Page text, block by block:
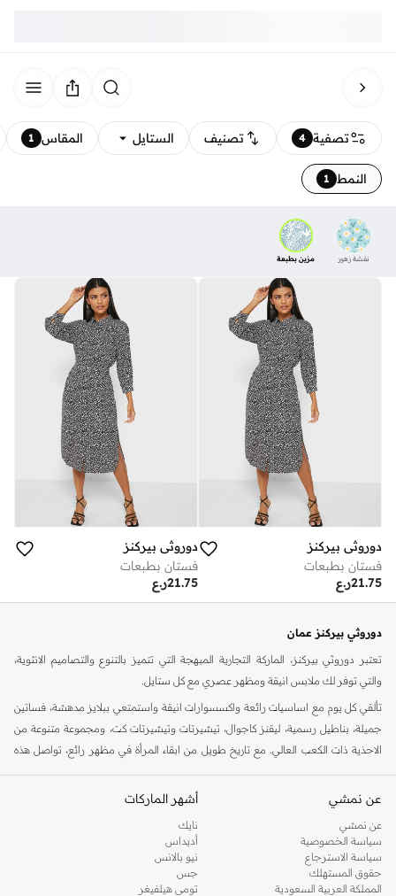
تصفية 4 تصنيف الستايل المقاس 1
النمط 1
نقشة زهور مزين بطبعة
دوروثي بيركنز
فستان بطبعات
ر.ع21.75
دوروثي بيركنز
فستان بطبعات
ر.ع21.75
دوروثي بيركنز عمان
تعتبر دوروثي بيركنز، الماركة التجارية المبهجة التي تتميز بالتنوع والتصاميم الانثوية،
والتي توفر لك ملابس انيقة ومظهر عصري مع كل ستايل.
تألقي كل يوم مع اساسيات رائعة واكسسوارات انيقة واستمتعي ببلايز مدهشة، فساتين
جميلة، بناطيل رسمية، ليقنز كاجوال، تيشيرتات وتيشيرتات كت، ومجموعة متنوعة من
الاحذية ذات الكعب العالي. مع تاريخ طويل من ابقاء المرأة في مظهر رائع، تواصل هذه
كنت تقومين بتجديد خزانة ملابسك الملائمة للعمل، البحث عن فستان مثالي للحفلات او
اليه.
تسوقي دوروثي بيركنز اون لاين مسقط
تسوقي دوروثي بيركنز اون لاين من نمشي واستمتعي باكثر من الف ستايل من مجموعة
عن نمشي
عن نمشي
سياسة الخصوصية
سياسة الاسترجاع
حقوق المستهلك
المملكة العربية السعودية
أشهر الماركات
نايك
أديداس
نيو بالانس
جس
تومي هيلفيغر